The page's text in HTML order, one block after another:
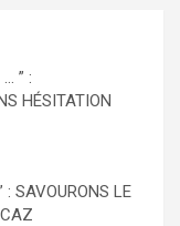
” :
HÉSITATION
: SAVOURONS LE